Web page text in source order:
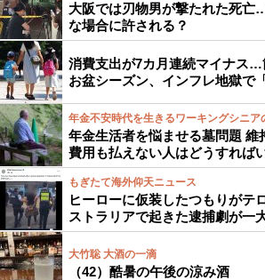
大阪では刃物男が撃たれた死亡
な場合に許される？
消費支出が7カ月連続マイナス…
お盆シーズン、インフレ地獄で
年金不安時代を生きるワーキングシニア
年金生活者を悩ませる墓問題 維
費用も払えない人はどうすれば
もぎたて海外仰天ニュース
ヒーローに仮装したつもりがテ
ストラリアで起きた逮捕劇が一
大竹聡 大酒の一滴
（42）酷暑の午後の涼み酒